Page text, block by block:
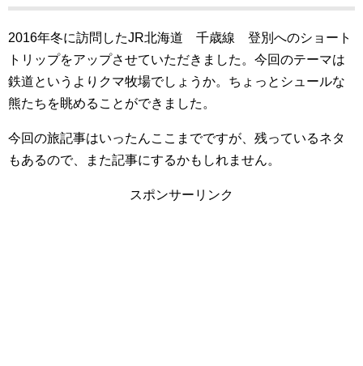
2016年冬に訪問したJR北海道 千歳線 登別へのショート
トリップをアップさせていただきました。今回のテーマは
鉄道というよりクマ牧場でしょうか。ちょっとシュールな
熊たちを眺めることができました。
今回の旅記事はいったんここまでですが、残っているネタ
もあるので、また記事にするかもしれません。
スポンサーリンク